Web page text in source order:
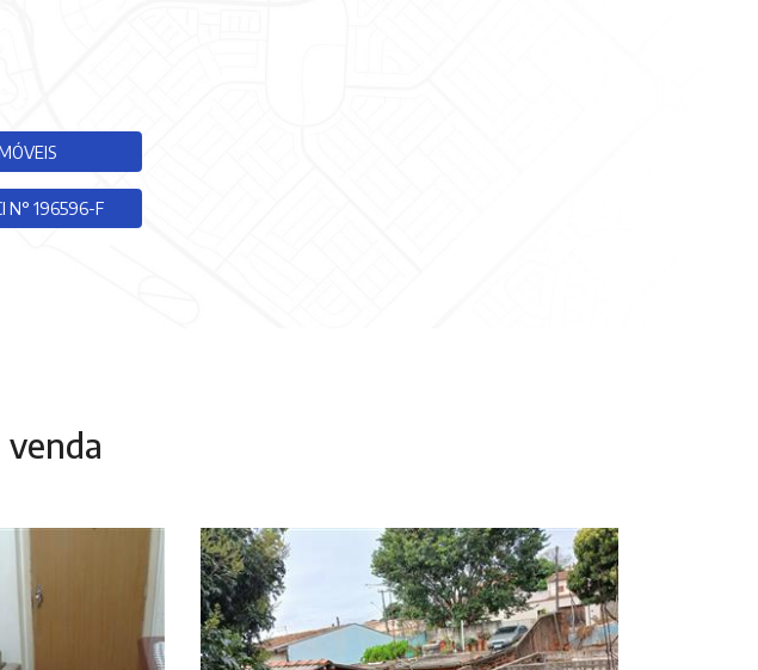
N° 196596-F
venda